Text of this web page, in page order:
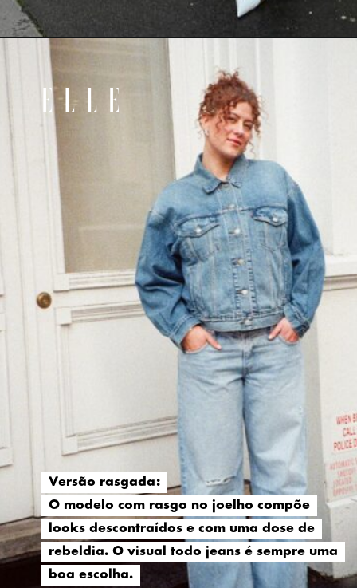
Versão rasgada:
O modelo com rasgo no joelho compõe
looks descontraídos e com uma dose de
rebeldia. O visual todo jeans é sempre uma
boa escolha.
Versão rasgada:
O modelo com rasgo no joelho compõe
looks descontraídos e com uma dose de
rebeldia. O visual todo jeans é sempre uma
boa escolha.